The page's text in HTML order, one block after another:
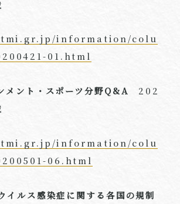
information/colu
01.html
メント・スポーツ分野Q&A 202
information/colu
06.html
ルス感染症に関する各国の規制